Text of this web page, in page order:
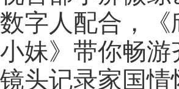
数字人配合，
小妹》带你畅游
镜头记录家国